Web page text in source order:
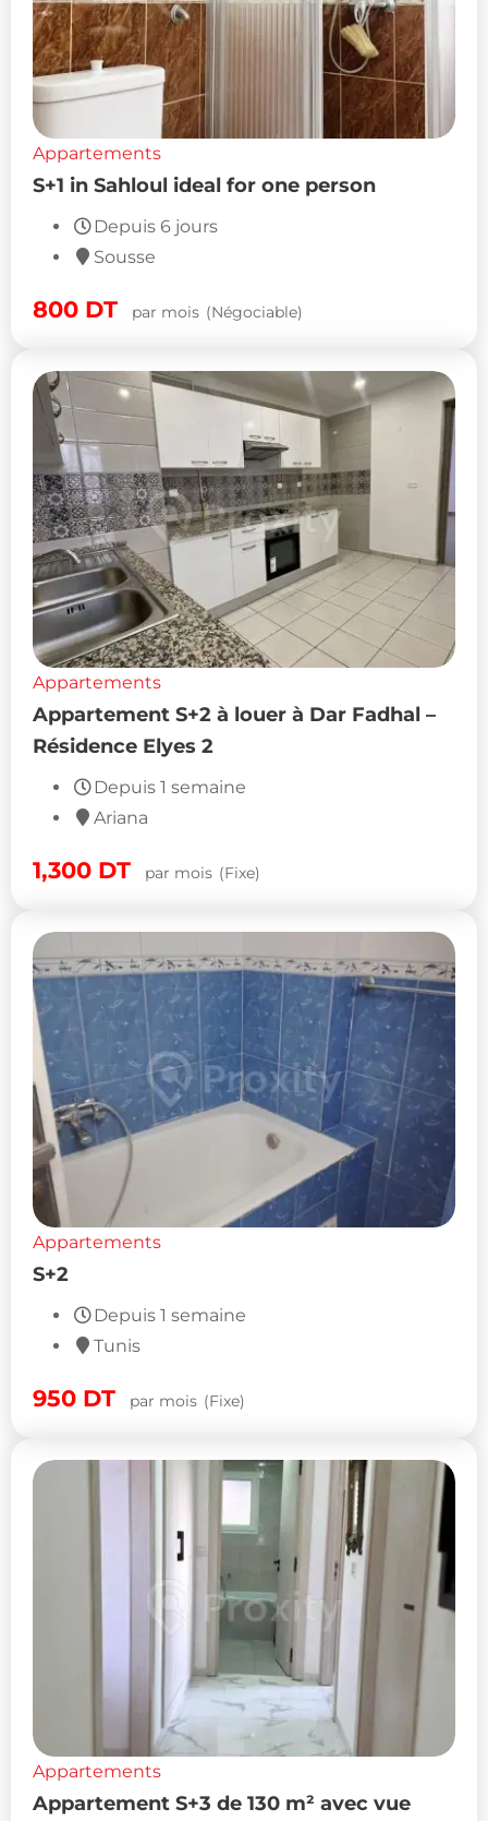
Appartements
S+1 in Sahloul ideal for one person
Depuis 6 jours
Sousse
800 DT par mois (Négociable)
Appartements
Appartement S+2 à louer à Dar Fadhal –
Résidence Elyes 2
Depuis 1 semaine
Ariana
1,300 DT par mois (Fixe)
Appartements
S+2
Depuis 1 semaine
Tunis
950 DT par mois (Fixe)
Appartements
Appartement S+3 de 130 m² avec vue